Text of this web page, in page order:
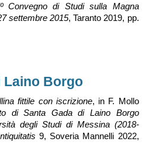
Convegno di Studi sulla Magna
settembre 2015, Taranto 2019, pp.
Laino Borgo
fittile con iscrizione, in F. Mollo
di Santa Gada di Laino Borgo
degli Studi di Messina (2018-
9, Soveria Mannelli 2022,